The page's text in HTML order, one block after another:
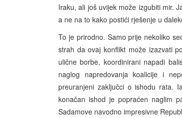
Iraku, ali još uvijek može izgubiti mir.
a ne na to kako postići rješenje u
To je prirodno. Samo prije nekoliko
strah da ovaj konflikt može izazvati
ulične borbe, koordinirani napadi
naglog napredovanja koalicije i
preuranjeni zaključci o ishodu rata.
konačan ishod je popraćen naglim
Sadamove navodno impresivne